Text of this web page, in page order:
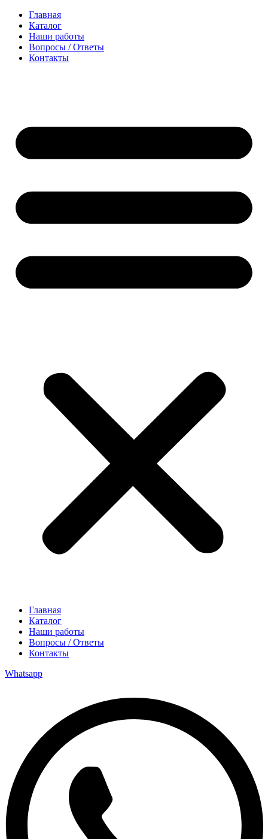
Перейти
содержимому
Главная
Каталог
Наши работы
Вопросы / Ответы
Контакты
Главная
Каталог
Наши работы
Вопросы / Ответы
Контакты
Whatsapp